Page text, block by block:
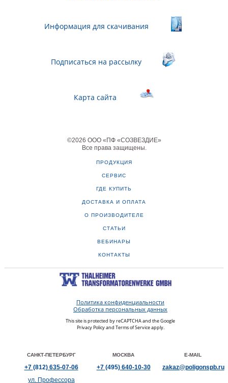
Информация для скачивания
Подписаться на рассылку
Карта сайта
©2026 ООО «ПФ «СОЗВЕЗДИЕ»
Все права защищены
ПРОДУКЦИЯ
СЕРВИС
ГДЕ КУПИТЬ
ДОСТАВКА И ОПЛАТА
О ПРОИЗВОДИТЕЛЕ
СТАТЬИ
ВЕБИНАРЫ
КОНТАКТЫ
Политика конфиденциальности
Обработка персональных данных
This site is protected by reCAPTCHA and the Google
Privacy Policyand Terms of Serviceapply.
САНКТ-ПЕТЕРБУРГ
+7 (812)635-07-06
ул. Профессора
МОСКВА
+7 (495)640-10-30
E-MAIL
zakaz@poligonspb.ru